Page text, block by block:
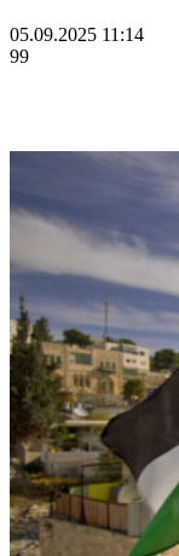
05.09.2025 11:14
99